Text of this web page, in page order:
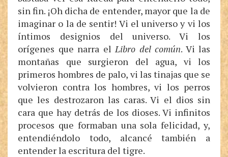
sin fin. ¡Oh dicha de entender, mayor que la de
imaginar o la de sentir! Vi el universo y vi los
íntimos designios del universo. Vi los
orígenes que narra elLibro del común. Vi las
montañas que surgieron del agua, vi los
primeros hombres de palo, vi las tinajas que se
volvieron contra los hombres, vi los perros
que les destrozaron las caras. Vi el dios sin
cara que hay detrás de los dioses. Vi infinitos
procesos que formaban una sola felicidad, y,
entendiéndolo todo, alcancé también a
entender la escritura del tigre.